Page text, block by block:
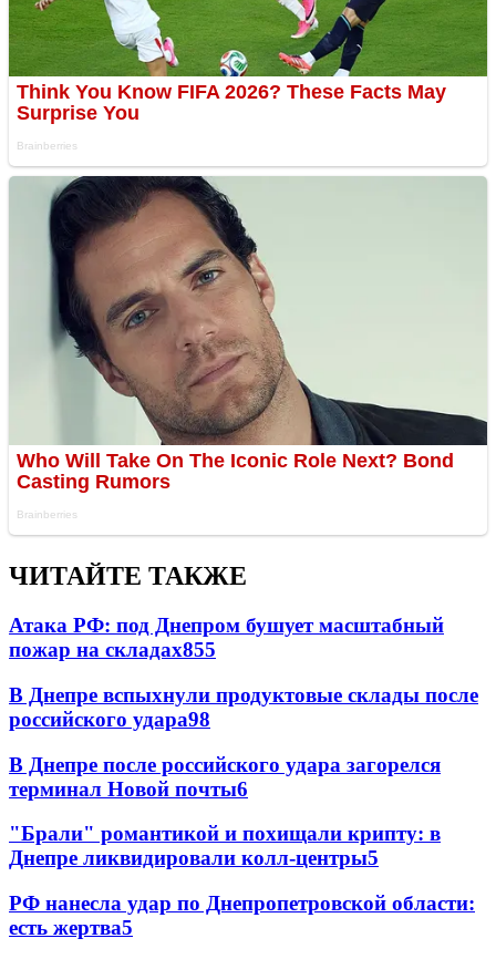
ЧИТАЙТЕ ТАКЖЕ
Атака РФ: под Днепром бушует масштабный
пожар на складах855
В Днепре вспыхнули продуктовые склады после
российского удара98
В Днепре после российского удара загорелся
терминал Новой почты6
"Брали" романтикой и похищали крипту: в
Днепре ликвидировали колл-центры5
РФ нанесла удар по Днепропетровской области:
есть жертва5